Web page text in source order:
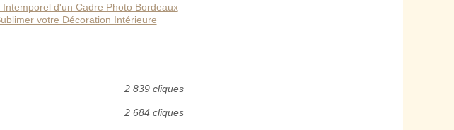
Intemporel d'un Cadre Photo Bordeaux
votre Décoration Intérieure
2 839 cliques
2 684 cliques